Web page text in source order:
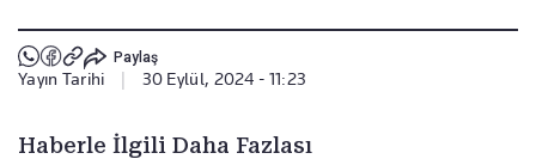
Paylaş
Yayın Tarihi 30 Eylül, 2024 - 11:23
Haberle İlgili Daha Fazlası